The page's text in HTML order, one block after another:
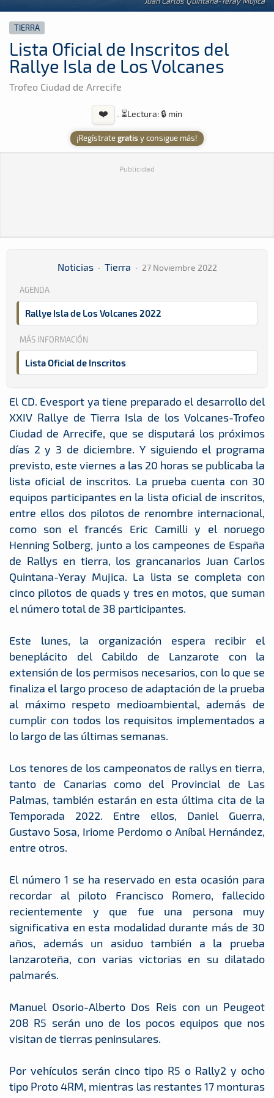
TIERRA
Lista Oficial de Inscritos del
Rallye Isla de Los Volcanes
Trofeo Ciudad de Arrecife
❤️ · ⏳Lectura: 🔒 min
¡Regístrategratis y consigue más!
Publicidad
Noticias · Tierra · 27 Noviembre 2022
AGENDA
Rallye Isla de Los Volcanes 2022
MÁS INFORMACIÓN
Lista Oficial de Inscritos
El CD. Evesport ya tiene preparado el desarrollo del
XXIV Rallye de Tierra Isla de los Volcanes-Trofeo
Ciudad de Arrecife, que se disputará los próximos
días 2 y 3 de diciembre. Y siguiendo el programa
previsto, este viernes a las 20 horas se publicaba la
lista oficial de inscritos. La prueba cuenta con 30
equipos participantes en la lista oficial de inscritos,
entre ellos dos pilotos de renombre internacional,
como son el francés Eric Camilli y el noruego
Henning Solberg, junto a los campeones de España
de Rallys en tierra, los grancanarios Juan Carlos
Quintana-Yeray Mujica. La lista se completa con
cinco pilotos de quads y tres en motos, que suman
el número total de 38 participantes.
Este lunes, la organización espera recibir el
beneplácito del Cabildo de Lanzarote con la
extensión de los permisos necesarios, con lo que se
finaliza el largo proceso de adaptación de la prueba
al máximo respeto medioambiental, además de
cumplir con todos los requisitos implementados a
lo largo de las últimas semanas.
Los tenores de los campeonatos de rallys en tierra,
tanto de Canarias como del Provincial de Las
Palmas, también estarán en esta última cita de la
Temporada 2022. Entre ellos, Daniel Guerra,
Gustavo Sosa, Iriome Perdomo o Aníbal Hernández,
entre otros.
El número 1 se ha reservado en esta ocasión para
recordar al piloto Francisco Romero, fallecido
recientemente y que fue una persona muy
significativa en esta modalidad durante más de 30
años, además un asiduo también a la prueba
lanzaroteña, con varias victorias en su dilatado
palmarés.
Manuel Osorio-Alberto Dos Reis con un Peugeot
208 R5 serán uno de los pocos equipos que nos
visitan de tierras peninsulares.
Por vehículos serán cinco tipo R5 o Rally2 y ocho
tipo Proto 4RM, mientras las restantes 17 monturas